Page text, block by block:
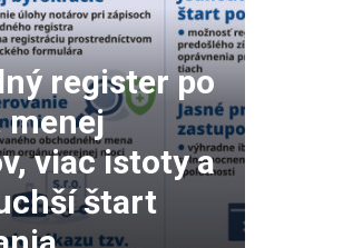
register po
menej
viac istoty a
štart